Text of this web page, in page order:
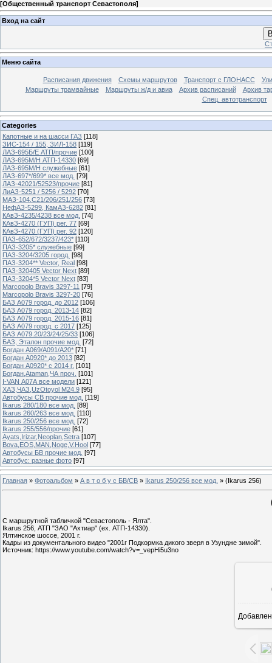
[Общественный транспорт Севастополя]
Вход на сайт
Меню сайта
Расписания движения Схемы маршрутов Транспорт с ГЛОНАСС
Маршруты трамвайные
Маршруты ж/д и авиа Архив расписаний
Архив
Спец. автотранспорт
Categories
Капотные и на шасси ГАЗ [118]
ЗИС-154 / 155, ЗИЛ-158 [119]
ЛАЗ-695Б/Е АТП/прочие [100]
ЛАЗ-695М/Н АТП-14330 [69]
ЛАЗ-695М/Н служебные [61]
ЛАЗ-697*/699* все мод. [79]
ЛАЗ-42021/52523/прочие [81]
ЛиАЗ-5251 / 5256 / 5292 [70]
МАЗ-104.C21/206/251/256 [73]
НефАЗ-5299, КамАЗ-6282 [81]
КАвЗ-4235/4238 все мод. [74]
КАвЗ-4270 (ГУП) рег. 77 [69]
КАвЗ-4270 (ГУП) рег. 92 [120]
ПАЗ-652/672/3237/423* [110]
ПАЗ-3205* служебные [99]
ПАЗ-3204/3205 город. [98]
ПАЗ-3204** Vector, Real [98]
ПАЗ-320405 Vector Next [89]
ПАЗ-3204*5 Vector Next [83]
Marcopolo Bravis 3297-11 [79]
Marcopolo Bravis 3297-20 [76]
БАЗ А079 город. до 2012 [106]
БАЗ А079 город. 2013-14 [82]
БАЗ А079 город. 2015-16 [81]
БАЗ А079 город. с 2017 [125]
БАЗ А079.20/23/24/25/33 [106]
БАЗ, Эталон прочие мод. [72]
Богдан А069/А091/А20* [71]
Богдан А0920* до 2013 [82]
Богдан А0920* с 2014 г. [101]
Богдан,Ataman,ЧА проч. [101]
I-VAN А07А все модели [121]
ХАЗ,ЧАЗ,UzOtoyol M24.9 [95]
Автобусы СВ прочие мод. [119]
Ikarus 280/180 все мод. [89]
Ikarus 260/263 все мод. [110]
Ikarus 250/256 все мод. [72]
Ikarus 255/556/прочие [61]
Ayats,Irizar,Neoplan,Setra [107]
Bova,EOS,MAN,Noge,V.Hool [77]
Автобусы БВ прочие мод. [97]
Автобус: разные фото [97]
Главная » Фотоальбом » А в т о б у с БВ/СВ » Ikarus 250/256 все мод. » (Ikarus 256)
С маршрутной табличкой "Севастополь - Ялта".
Ikarus 256, АТП "ЗАО "Ахтиар" (ех. АТП-14330).
Ялтинское шоссе, 2001 г.
Кадры из документального видео "2001г Подкормка дикого зверя в Узундже зимой".
Источник: https://www.youtube.com/watch?v=_vepHi5u3no